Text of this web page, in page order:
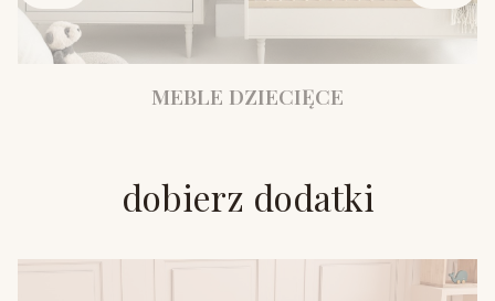
MEBLE DZIECIĘCE
dobierz dodatki